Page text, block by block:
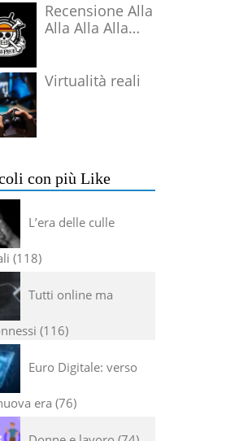
Recensione Alla
Alla Alla Alla
Virtualità reali
con più Like
L’era delle culle
118
Tutti online ma
116
Euro Digitale: verso
era 76